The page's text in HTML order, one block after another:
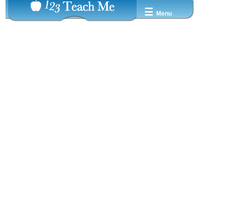
☰ Menu